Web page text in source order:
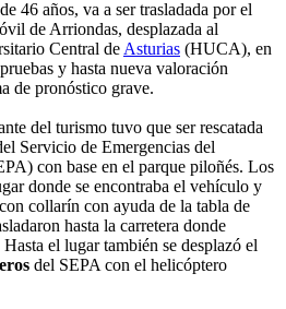
46 años, va a ser trasladada por el
de Arriondas, desplazada al
Central de Asturias (HUCA), en
y hasta nueva valoración
de pronóstico grave.
del turismo tuvo que ser rescatada
Servicio de Emergencias del
con base en el parque piloñés. Los
donde se encontraba el vehículo y
collarín con ayuda de la tabla de
hasta la carretera donde
el lugar también se desplazó el
del SEPA con el helicóptero